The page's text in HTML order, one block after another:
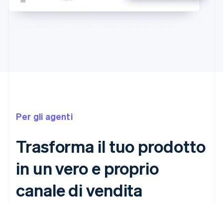
Per gli agenti
Trasforma il tuo prodotto
in un vero e proprio
canale di vendita